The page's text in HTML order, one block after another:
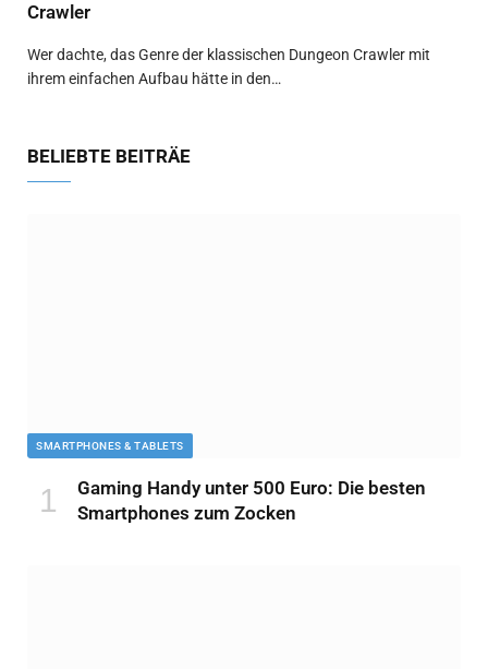
Crawler
Wer dachte, das Genre der klassischen Dungeon Crawler mit
ihrem einfachen Aufbau hätte in den…
BELIEBTE BEITRÄE
SMARTPHONES & TABLETS
Gaming Handy unter 500 Euro: Die besten
Smartphones zum Zocken